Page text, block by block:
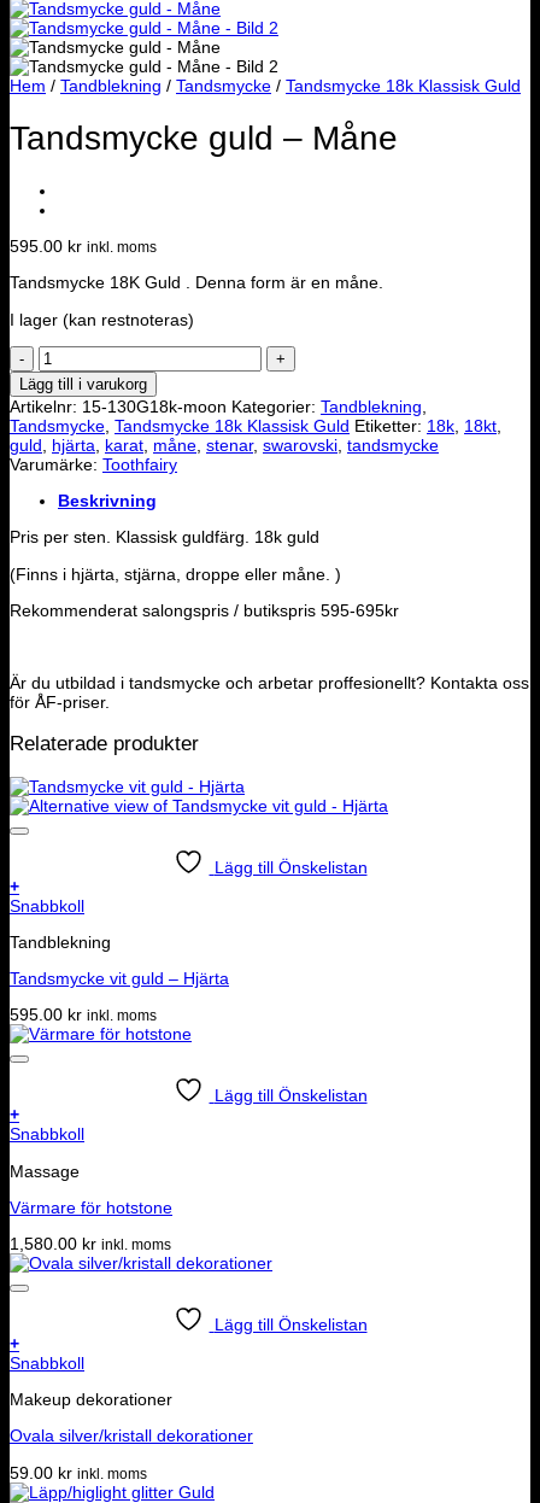
Hem / Tandblekning / Tandsmycke / Tandsmycke 18k Klassisk Guld
Tandsmycke guld – Måne
595.00 kr inkl. moms
Tandsmycke 18K Guld . Denna form är en måne.
I lager (kan restnoteras)
Tandsmycke
guld
-
Måne
mängd
Lägg till i varukorg
Artikelnr: 15-130G18k-moon Kategorier: Tandblekning
Tandsmycke Tandsmycke 18k Klassisk Guld Etiketter: 18k 18kt
guld
hjärta karat måne stenar, swarovski tandsmycke
Varumärke: Toothfairy
Beskrivning
Pris per sten. Klassisk guldfärg. 18k guld
(Finns i hjärta, stjärna, droppe eller måne. )
Rekommenderat salongspris / butikspris 595-695kr
Är du utbildad i tandsmycke och arbetar proffesionellt? Kontakta oss
för ÅF-priser.
Relaterade produkter
Lägg till Önskelistan
+
Snabbkoll
Tandblekning
Tandsmycke vit guld – Hjärta
595.00 kr inkl. moms
Lägg till Önskelistan
+
Snabbkoll
Massage
Värmare för hotstone
1,580.00 kr inkl. moms
Lägg till Önskelistan
+
Snabbkoll
Makeup dekorationer
Ovala silver/kristall dekorationer
59.00 kr inkl. moms